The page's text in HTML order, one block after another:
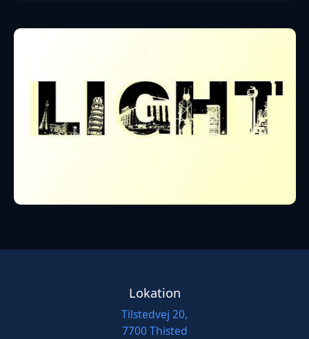
Lokation
Tilstedvej 20,
7700 Thisted